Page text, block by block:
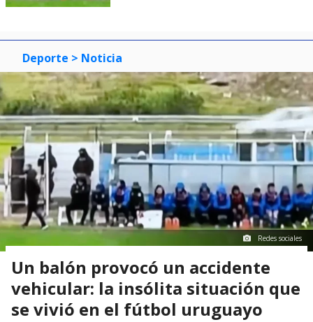
Deporte > Noticia
Redes sociales
Un balón provocó un accidente
vehicular: la insólita situación que
se vivió en el fútbol uruguayo